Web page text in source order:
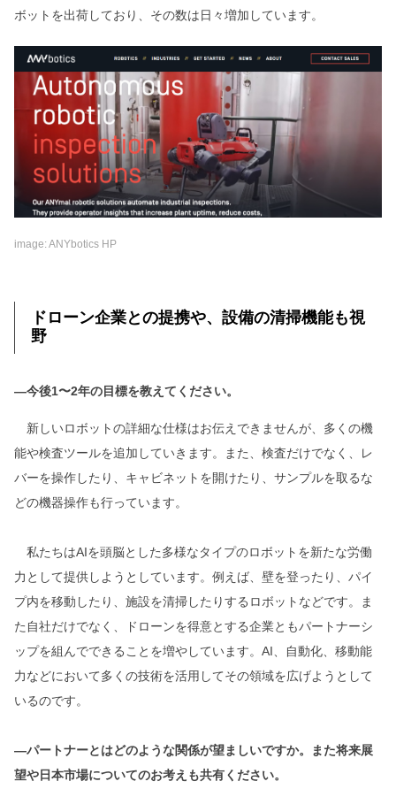
ボットを出荷しており、その数は日々増加しています。
image: ANYbotics HP
ドローン企業との提携や、設備の清掃機能も視
野
―今後1〜2年の目標を教えてください。
新しいロボットの詳細な仕様はお伝えできませんが、多くの機
能や検査ツールを追加していきます。また、検査だけでなく、レ
バーを操作したり、キャビネットを開けたり、サンプルを取るな
どの機器操作も行っています。
私たちはAIを頭脳とした多様なタイプのロボットを新たな労働
力として提供しようとしています。例えば、壁を登ったり、パイ
プ内を移動したり、施設を清掃したりするロボットなどです。ま
た自社だけでなく、ドローンを得意とする企業ともパートナーシ
ップを組んでできることを増やしています。AI、自動化、移動能
力などにおいて多くの技術を活用してその領域を広げようとして
いるのです。
―パートナーとはどのような関係が望ましいですか。また将来展
望や日本市場についてのお考えも共有ください。